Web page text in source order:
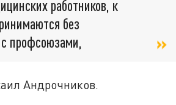
работников, к
без
профсоюзами,
Андрочников.